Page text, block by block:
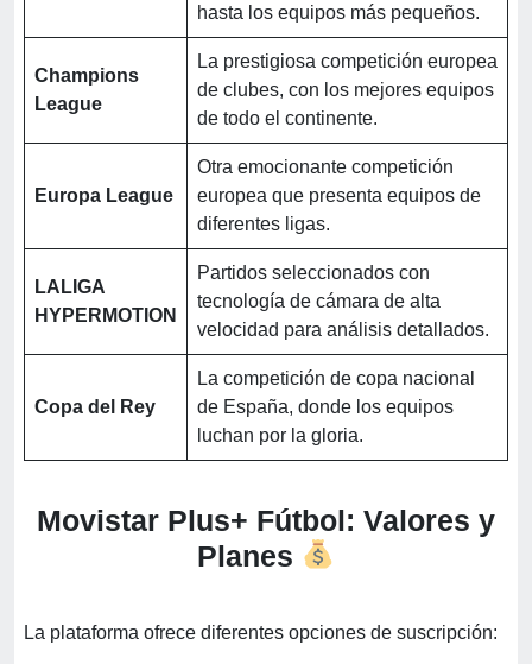
hasta los equipos más pequeños.
Champions
League
La prestigiosa competición europea
de clubes, con los mejores equipos
de todo el continente.
Europa League
Otra emocionante competición
europea que presenta equipos de
diferentes ligas.
LALIGA
HYPERMOTION
Partidos seleccionados con
tecnología de cámara de alta
velocidad para análisis detallados.
Copa del Rey
La competición de copa nacional
de España, donde los equipos
luchan por la gloria.
Movistar Plus+ Fútbol: Valores y
Planes
La plataforma ofrece diferentes opciones de suscripción: